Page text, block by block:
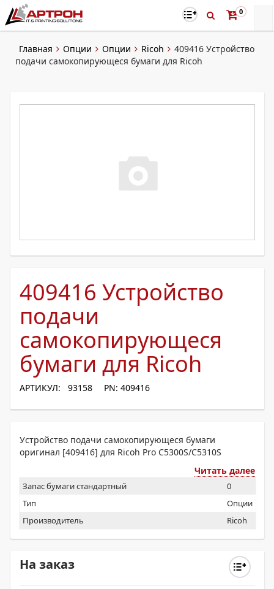
0
Главная Опции Опции Ricoh
409416 Устройство
подачи самокопирующеся бумаги для Ricoh
409416 Устройство
подачи
самокопирующеся
бумаги для Ricoh
АРТИКУЛ: 93158 PN: 409416
Устройство подачи самокопирующеся бумаги
оригинал [409416] для Ricoh Pro C5300S/C5310S
Читать далее
Запас бумаги стандартный
0
Тип
Опции
Производитель
Ricoh
На заказ